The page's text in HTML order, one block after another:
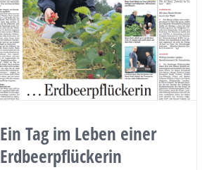
Ein Tag im Leben einer
Erdbeerpflückerin